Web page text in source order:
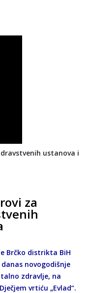
za
Brčko distrikta BiH
novogodišnje
zdravlje, na
vrtiću „Evlad“.